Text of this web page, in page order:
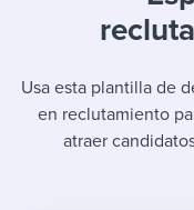
I
Usa esta plantilla de
en reclutamiento
atraer